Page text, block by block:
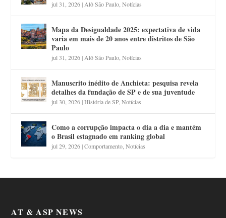
jul 31, 2026| Alô São Paulo ,Notícias
Mapa da Desigualdade 2025: expectativa de vida
varia em mais de 20 anos entre distritos de São
Paulo
jul 31, 2026| Alô São Paulo ,Notícias
Manuscrito inédito de Anchieta: pesquisa revela
detalhes da fundação de SP e de sua juventude
jul 30, 2026|História de SP,Notícias
Como a corrupção impacta o dia a dia e mantém
o Brasil estagnado em ranking global
jul 29, 2026|Comportamento ,Notícias
AT & ASP NEWS